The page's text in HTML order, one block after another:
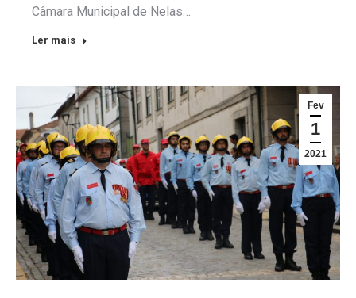
Câmara Municipal de Nelas…
Ler mais
Fev
1
2021